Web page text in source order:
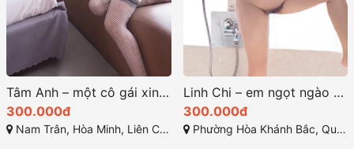
Tâm Anh – một cô gái xinh xắn, phục vụ chuyên nghiệp
300.000đ
Nam Trân, Hòa Minh, Liên Chiểu, Đà Nẵng
Linh Chi – em ngọt ngào một cô nàng đáng yêu
300.000đ
Phường Hòa Khánh Bắc, Quận Liên Chiểu, Đà Nẵng